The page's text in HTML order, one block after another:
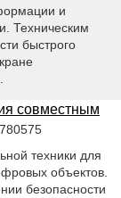
и
Техническим
быстрого
совместным
техники для
объектов.
безопасности